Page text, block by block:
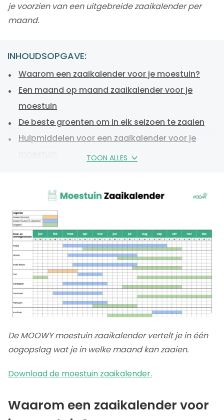
je voorzien van een uitgebreide zaaikalender per
maand.
INHOUDSOPGAVE:
TOON ALLES
Waarom een zaaikalender voor je moestuin?
Een maand op maand zaaikalender voor je
moestuin
De beste groenten om in elk seizoen te zaaien
Hulpmiddelen voor een zaaikalender voor je
zaaikalender
De MOOWY moestuin zaaikalender vertelt je in één
oogopslag wat je in welke maand kan zaaien.
Download de moestuin zaaikalender.
Waarom een zaaikalender voor